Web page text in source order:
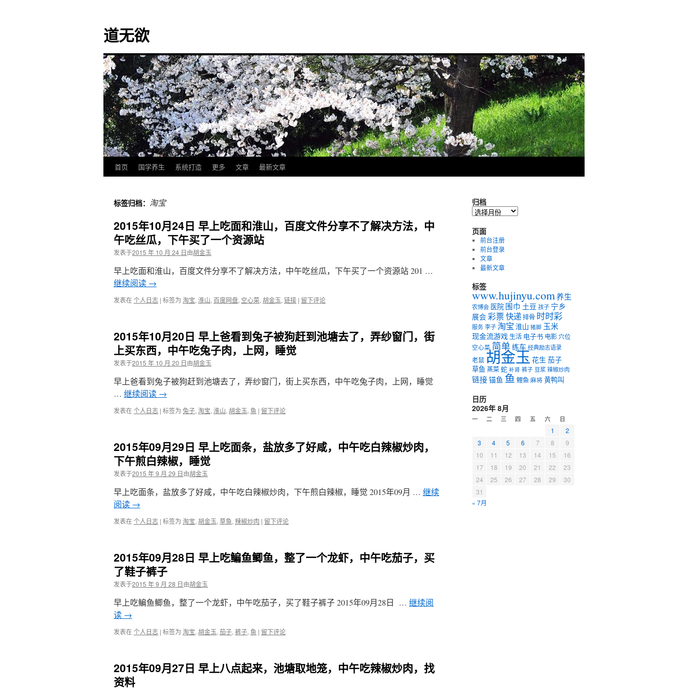
道无欲
正
文
首页 国学养生 系统打造 更多 文章 最新文章
标签归档： 淘宝
2015年10月24日 早上吃面和淮山，百度文件分享不了解决方法，中
午吃丝瓜，下午买了一个资源站
发表于2015 年 10 月 24 日由胡金玉
早上吃面和淮山，百度文件分享不了解决方法，中午吃丝瓜，下午买了一个资源站 201 …
继续阅读 →
发表在个人日志 | 标签为 淘宝, 淮山, 百度网盘, 空心菜, 胡金玉, 链接 | 留下评论
2015年10月20日 早上爸看到兔子被狗赶到池塘去了，弄纱窗门，街
上买东西，中午吃兔子肉，上网，睡觉
发表于2015 年 10 月 20 日由胡金玉
早上爸看到兔子被狗赶到池塘去了，弄纱窗门，街上买东西，中午吃兔子肉，上网，睡觉
… 继续阅读 →
发表在个人日志 | 标签为 兔子, 淘宝, 淮山, 胡金玉, 鱼 | 留下评论
2015年09月29日 早上吃面条，盐放多了好咸，中午吃白辣椒炒肉，
下午煎白辣椒，睡觉
发表于2015 年 9 月 29 日由胡金玉
早上吃面条，盐放多了好咸，中午吃白辣椒炒肉，下午煎白辣椒，睡觉 2015年09月 … 继续
阅读 →
发表在个人日志 | 标签为 淘宝, 胡金玉, 草鱼, 辣椒炒肉 | 留下评论
2015年09月28日 早上吃鳊鱼鲫鱼，整了一个龙虾，中午吃茄子，买
了鞋子裤子
发表于2015 年 9 月 28 日由胡金玉
早上吃鳊鱼鲫鱼，整了一个龙虾，中午吃茄子，买了鞋子裤子 2015年09月28日 … 继续阅
读 →
发表在个人日志 | 标签为 淘宝, 胡金玉, 茄子, 裤子, 鱼 | 留下评论
2015年09月27日 早上八点起来，池塘取地笼，中午吃辣椒炒肉，找
资料
归档
归
页面
前台注册
前台登录
文章
最新文章
标签
www.hujinyu.com养生
农博会 医院 围巾 土豆 孩子 宁乡
展会 彩票 快递排骨 时时彩
服务 李子 淘宝 淮山 猪脚 玉米
现金流游戏 生活 电子书 电影 穴位
空心菜 简单 练车 经典励志语录
老鼠 胡金玉花生 茄子
草鱼 蒸菜 蛇 补肾 裤子 豆浆 辣椒炒肉
链接锚鱼 鱼 鲤鱼 麻将 黄鸭叫
日历
2026年 8月
一 二 三 四 五 六 日
1
2
3
4 5 6 7 8
9
10
11 12 13 14 15
16
17
18 19 20 21 22
23
24
25 26 27 28 29
30
31
« 7月